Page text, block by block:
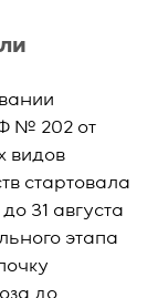
№ 202 от
видов
стартовала
31 августа
этапа